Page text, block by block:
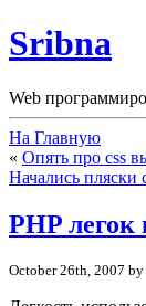
Sribna
Web
На Главную
« Опять про css
Начались пляски
PHP легок
October 26th, 2007